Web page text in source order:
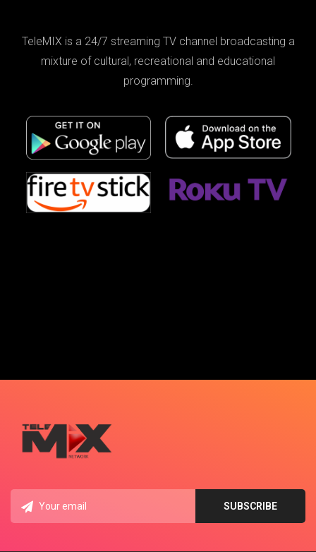
TeleMIX is a 24/7 streaming TV channel broadcasting a
mixture of cultural, recreational and educational
programming.